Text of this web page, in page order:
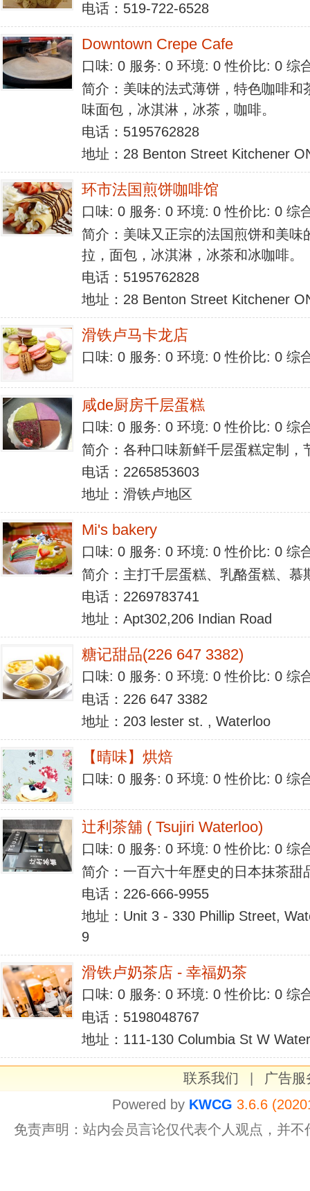
电话：519-722-6528
Downtown Crepe Cafe
口味: 0 服务: 0 环境: 0 性价比: 0 综
简介：美味的法式薄饼，特色咖啡和
味面包，冰淇淋，冰茶，咖啡。
电话：5195762828
地址：28 Benton Street Kitchener
环市法国煎饼咖啡馆
口味: 0 服务: 0 环境: 0 性价比: 0 综
简介：美味又正宗的法国煎饼和美味
拉，面包，冰淇淋，冰茶和冰咖啡。
电话：5195762828
地址：28 Benton Street Kitchener
滑铁卢马卡龙店
口味: 0 服务: 0 环境: 0 性价比: 0 综
咸de厨房千层蛋糕
口味: 0 服务: 0 环境: 0 性价比: 0 综
简介：各种口味新鲜千层蛋糕定制，
电话：2265853603
地址：滑铁卢地区
Mi's bakery
口味: 0 服务: 0 环境: 0 性价比: 0 综
简介：主打千层蛋糕、乳酪蛋糕、慕
电话：2269783741
地址：Apt302,206 Indian Road
糖记甜品(226 647 3382)
口味: 0 服务: 0 环境: 0 性价比: 0 综
电话：226 647 3382
地址：203 lester st. , Waterloo
【晴味】烘焙
口味: 0 服务: 0 环境: 0 性价比: 0 综
辻利茶舖 ( Tsujiri Waterloo)
口味: 0 服务: 0 环境: 0 性价比: 0 综
简介：一百六十年歷史的日本抹茶甜
电话：226-666-9955
地址：Unit 3 - 330 Phillip Street,
9
滑铁卢奶茶店 - 幸福奶茶
口味: 0 服务: 0 环境: 0 性价比: 0 综
电话：5198048767
地址：111-130 Columbia St W
联系我们
广告服
Powered by KWCG 3.6.6
免责声明：站内会员言论仅代表个人观点，并